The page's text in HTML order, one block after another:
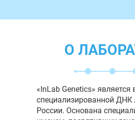
О
«InLab Genetics» является
специализированной ДНК
России. Основана